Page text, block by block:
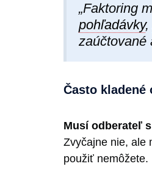
„Faktoring
pohľadávky,
zaúčtované
Často kladené
Musí odberateľ s
Zvyčajne nie, ale
použiť nemôžete.